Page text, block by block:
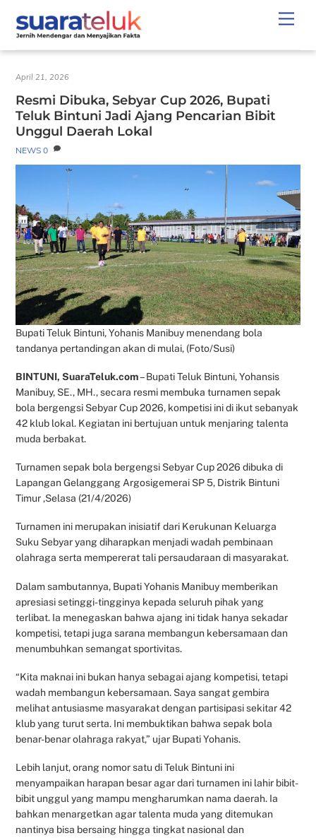
content
April 21, 2026
Resmi Dibuka, Sebyar Cup 2026, Bupati
Teluk Bintuni Jadi Ajang Pencarian Bibit
Unggul Daerah Lokal
NEWS 0
Bupati Teluk Bintuni, Yohanis Manibuy menendang bola
tandanya pertandingan akan di mulai, (Foto/Susi)
BINTUNI, SuaraTeluk.com– Bupati Teluk Bintuni, Yohansis
Manibuy, SE., MH., secara resmi membuka turnamen sepak
bola bergengsi Sebyar Cup 2026, kompetisi ini di ikut sebanyak
42 klub lokal. Kegiatan ini bertujuan untuk menjaring talenta
muda berbakat.
Turnamen sepak bola bergengsi Sebyar Cup 2026 dibuka di
Lapangan Gelanggang Argosigemerai SP 5, Distrik Bintuni
Timur ,Selasa (21/4/2026)
Turnamen ini merupakan inisiatif dari Kerukunan Keluarga
Suku Sebyar yang diharapkan menjadi wadah pembinaan
olahraga serta mempererat tali persaudaraan di masyarakat.
Dalam sambutannya, Bupati Yohanis Manibuy memberikan
apresiasi setinggi-tingginya kepada seluruh pihak yang
terlibat. Ia menegaskan bahwa ajang ini tidak hanya sekadar
kompetisi, tetapi juga sarana membangun kebersamaan dan
menumbuhkan semangat sportivitas.
“Kita maknai ini bukan hanya sebagai ajang kompetisi, tetapi
wadah membangun kebersamaan. Saya sangat gembira
melihat antusiasme masyarakat dengan partisipasi sekitar 42
klub yang turut serta. Ini membuktikan bahwa sepak bola
benar-benar olahraga rakyat,” ujar Bupati Yohanis.
Lebih lanjut, orang nomor satu di Teluk Bintuni ini
menyampaikan harapan besar agar dari turnamen ini lahir bibit-
bibit unggul yang mampu mengharumkan nama daerah. Ia
bahkan menargetkan agar talenta muda yang ditemukan
nantinya bisa bersaing hingga tingkat nasional dan